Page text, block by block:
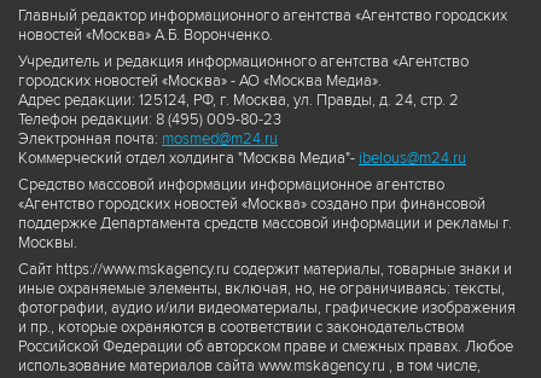
Главный редактор информационного агентства «Агентство городских
новостей «Москва» А.Б. Воронченко.
Учредитель и редакция информационного агентства «Агентство
городских новостей «Москва» - АО «Москва Медиа».
Адрес редакции: 125124, РФ, г. Москва, ул. Правды, д. 24, стр. 2
Телефон редакции: 8 (495) 009-80-23
Электронная почта: mosmed@m24.ru
Коммерческий отдел холдинга "Москва Медиа"- ibelous@m24.ru
Средство массовой информации информационное агентство
«Агентство городских новостей «Москва» создано при финансовой
поддержке Департамента средств массовой информации и рекламы г.
Москвы.
Сайт https://www.mskagency.ru содержит материалы, товарные знаки и
иные охраняемые элементы, включая, но, не ограничиваясь: тексты,
фотографии, аудио и/или видеоматериалы, графические изображения
и пр., которые охраняются в соответствии с законодательством
Российской Федерации об авторском праве и смежных правах. Любое
использование материалов сайта www.mskagency.ru , в том числе,